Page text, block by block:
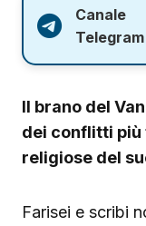
Canale
Telegram
Il brano del
dei conflitti più
religiose del
Farisei e scribi